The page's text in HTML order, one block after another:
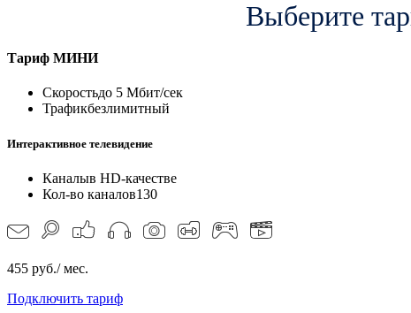
Выберите
Тариф МИНИ
Скоростьдо 5 Мбит/сек
Трафикбезлимитный
Интерактивное телевидение
Каналыв HD-качестве
Кол-во каналов130
455 руб./ мес.
Подключить тариф